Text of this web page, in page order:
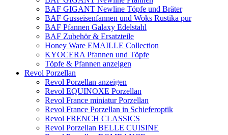
BAF GIGANT Newline Töpfe und Bräter
BAF Gusseisenfannen und Woks Rustika pur
BAF Pfannen Galaxy Edelstahl
BAF Zubehör & Ersatzteile
Honey Ware EMAILLE Collection
KYOCERA Pfannen und Töpfe
Töpfe & Pfannen anzeigen
Revol Porzellan
Revol Porzellan anzeigen
Revol EQUINOXE Porzellan
Revol France miniatur Porzellan
Revol France Porzellan in Schieferoptik
Revol FRENCH CLASSICS
Revol Porzellan BELLE CUISINE